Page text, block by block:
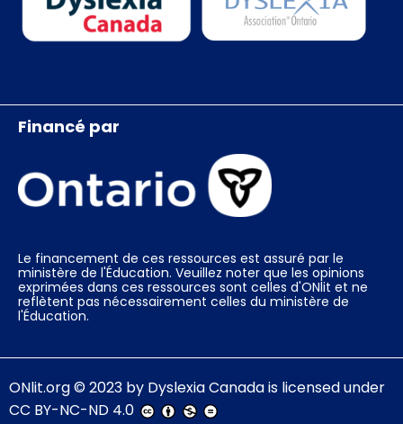
Financé par
Le financement de ces ressources est assuré par le
ministère de l'Éducation. Veuillez noter que les opinions
exprimées dans ces ressources sont celles d'ONlit et ne
reflètent pas nécessairement celles du ministère de
l'Éducation.
ONlit.org© 2023 by Dyslexia Canadais licensed under
CC BY-NC-ND 4.0